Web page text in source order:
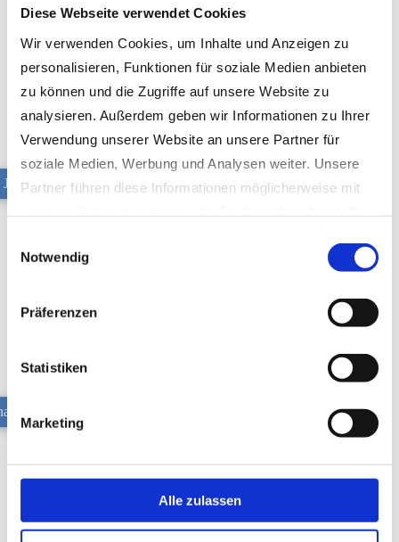
Diese Webseite verwendet Cookies
Wir verwenden Cookies, um Inhalte und Anzeigen zu
personalisieren, Funktionen für soziale Medien anbieten
zu können und die Zugriffe auf unsere Website zu
analysieren. Außerdem geben wir Informationen zu Ihrer
Verwendung unserer Website an unsere Partner für
soziale Medien, Werbung und Analysen weiter. Unsere
Partner führen diese Informationen möglicherweise mit
gesammelt haben.
Notwendig
Präferenzen
Statistiken
Marketing
Alle zulassen
Jura Luna
Drill & Split